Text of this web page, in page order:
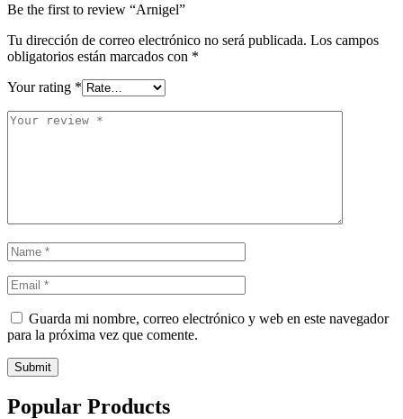
Be the first to review “Arnigel”
Tu dirección de correo electrónico no será publicada. Los campos
obligatorios están marcados con *
Your rating *
Guarda mi nombre, correo electrónico y web en este navegador
para la próxima vez que comente.
Submit
Popular Products